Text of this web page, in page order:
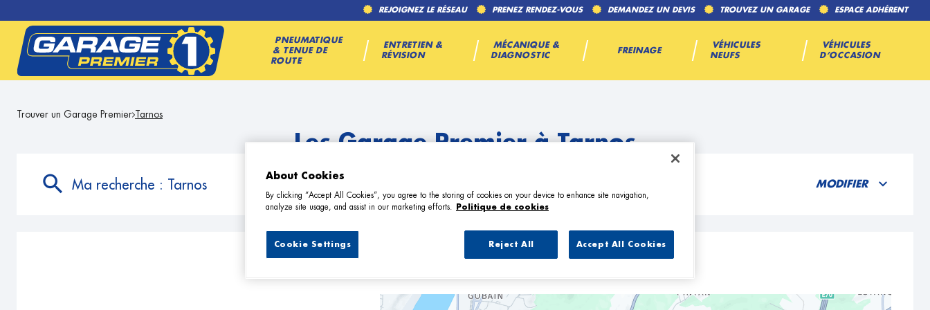
REJOIGNEZ LE RÉSEAU PRENEZ RENDEZ-VOUS DEMANDEZ UN DEVIS TROUVEZ UN GARAGE ESPACE ADHÉRENT
PNEUMATIQUE
& TENUE DE
ROUTE
ENTRETIEN &
RÉVISION
MÉCANIQUE &
DIAGNOSTIC
FREINAGE
VÉHICULES
NEUFS
VÉHICULES
D’OCCASION
Trouver un Garage Premier Tarnos
Les Garage Premier à Tarnos
Ma recherche : Tarnos MODIFIER
1 Garage Premier à Tarnos
About Cookies
By clicking “Accept All Cookies”, you agree to the storing of cookies on your device to enhance site navigation,
analyze site usage, and assist in our marketing efforts.
Politique de cookies
Reject All Accept All Cookies
Cookie Settings